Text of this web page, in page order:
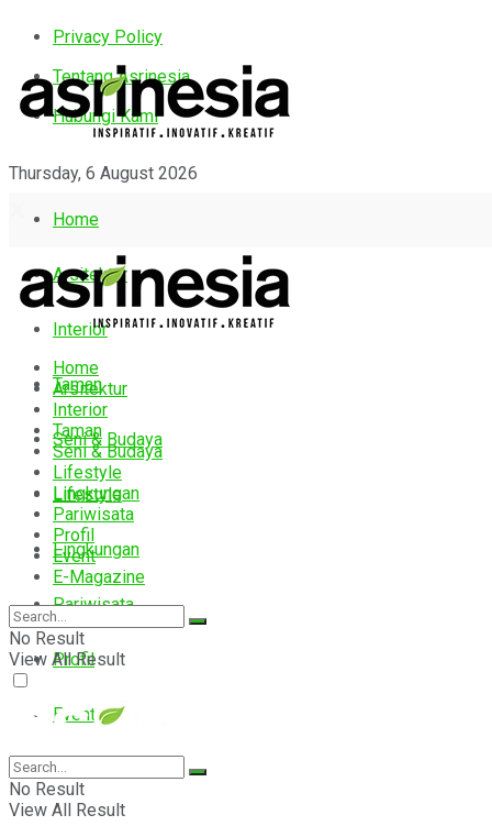
Privacy Policy
Tentang Asrinesia
Hubungi Kami
Thursday, 6 August 2026
Home
Arsitektur
Interior
Taman
Seni & Budaya
Lifestyle
Lingkungan
Pariwisata
Profil
Event
E-Magazine
Home
Arsitektur
Interior
Taman
Seni & Budaya
Lifestyle
Lingkungan
Pariwisata
Profil
Event
E-Magazine
No Result
View All Result
No Result
View All Result